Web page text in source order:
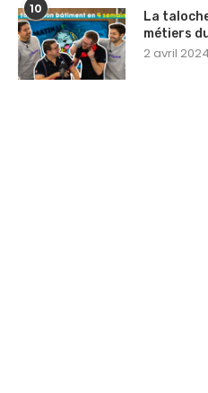
10
La
métiers
2 avril 2024